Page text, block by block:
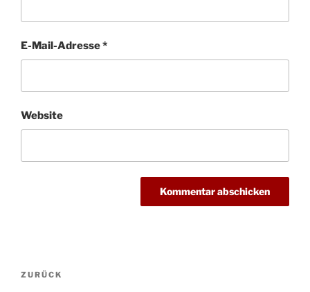
E-Mail-Adresse*
Website
Beitragsnavigation
Vorheriger
ZURÜCK